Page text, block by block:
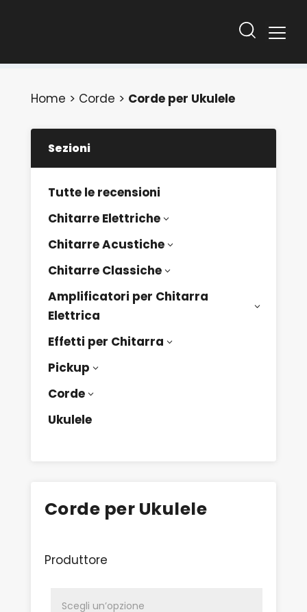
Home > Corde > Corde per Ukulele
Sezioni
Tutte le recensioni
Chitarre Elettriche3
Chitarre Acustiche3
Chitarre Classiche3
Amplificatori per Chitarra
Elettrica
3
Effetti per Chitarra 3
Pickup 3
Corde3
Ukulele
Corde per Ukulele
Produttore